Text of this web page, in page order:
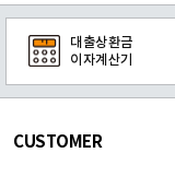
대출상환금
이자계산기
CUSTOMER